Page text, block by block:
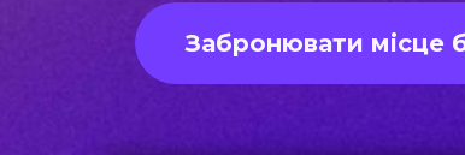
Забронювати місце